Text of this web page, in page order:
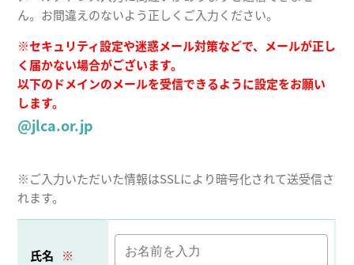
ん。お間違えのないよう正しくご入力ください。
※セキュリティ設定や迷惑メール対策などで、メールが正し
く届かない場合がございます。
以下のドメインのメールを受信できるように設定をお願い
します。
@jlca.or.jp
※ご入力いただいた情報はSSLにより暗号化されて送受信さ
れます。
氏名 ※